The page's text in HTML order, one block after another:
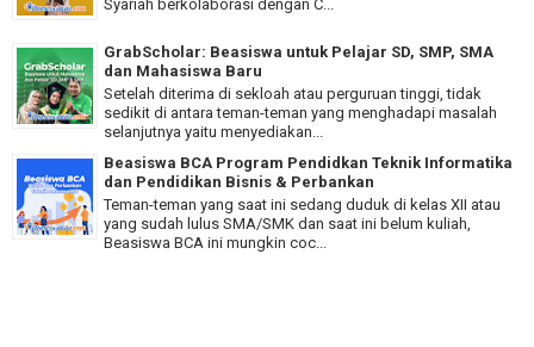
Syariah berkolaborasi dengan C...
GrabScholar: Beasiswa untuk Pelajar SD, SMP, SMA
dan Mahasiswa Baru
Setelah diterima di sekloah atau perguruan tinggi, tidak
sedikit di antara teman-teman yang menghadapi masalah
selanjutnya yaitu menyediakan...
Beasiswa BCA Program Pendidkan Teknik Informatika
dan Pendidikan Bisnis & Perbankan
Teman-teman yang saat ini sedang duduk di kelas XII atau
yang sudah lulus SMA/SMK dan saat ini belum kuliah,
Beasiswa BCA ini mungkin coc...